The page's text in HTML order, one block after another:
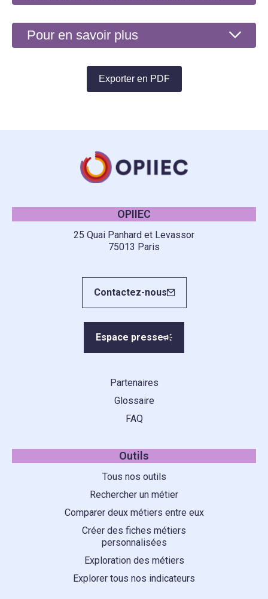
Pour en savoir plus
Exporter en PDF
OPIIEC
25 Quai Panhard et Levassor
75013 Paris
Contactez-nous
Espace presse
Partenaires
Glossaire
FAQ
Outils
Tous nos outils
Rechercher un métier
Comparer deux métiers entre eux
Créer des fiches métiers
personnalisées
Exploration des métiers
Explorer tous nos indicateurs